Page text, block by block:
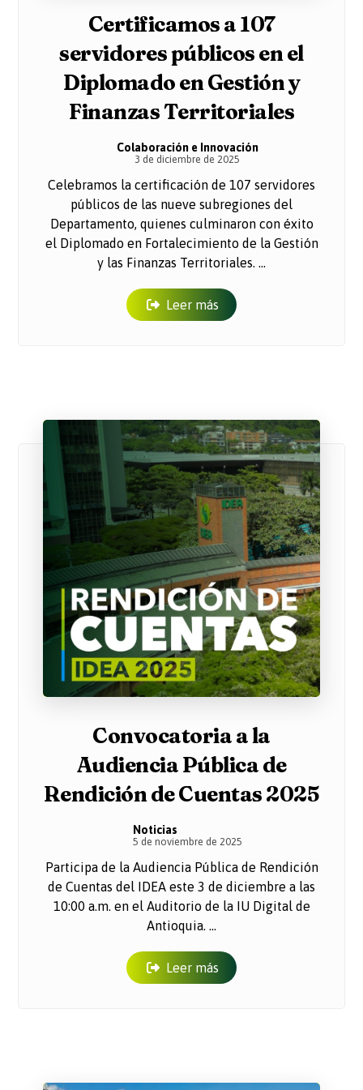
Certificamos a 107
servidores públicos en el
Diplomado en Gestión y
Finanzas Territoriales
Colaboración e Innovación
3 de diciembre de 2025
Celebramos la certificación de 107 servidores
públicos de las nueve subregiones del
Departamento, quienes culminaron con éxito
el Diplomado en Fortalecimiento de la Gestión
y las Finanzas Territoriales. ...
Leer más
Convocatoria a la
Audiencia Pública de
Rendición de Cuentas 2025
Noticias
5 de noviembre de 2025
Participa de la Audiencia Pública de Rendición
de Cuentas del IDEA este 3 de diciembre a las
10:00 a.m. en el Auditorio de la IU Digital de
Antioquia. ...
Leer más